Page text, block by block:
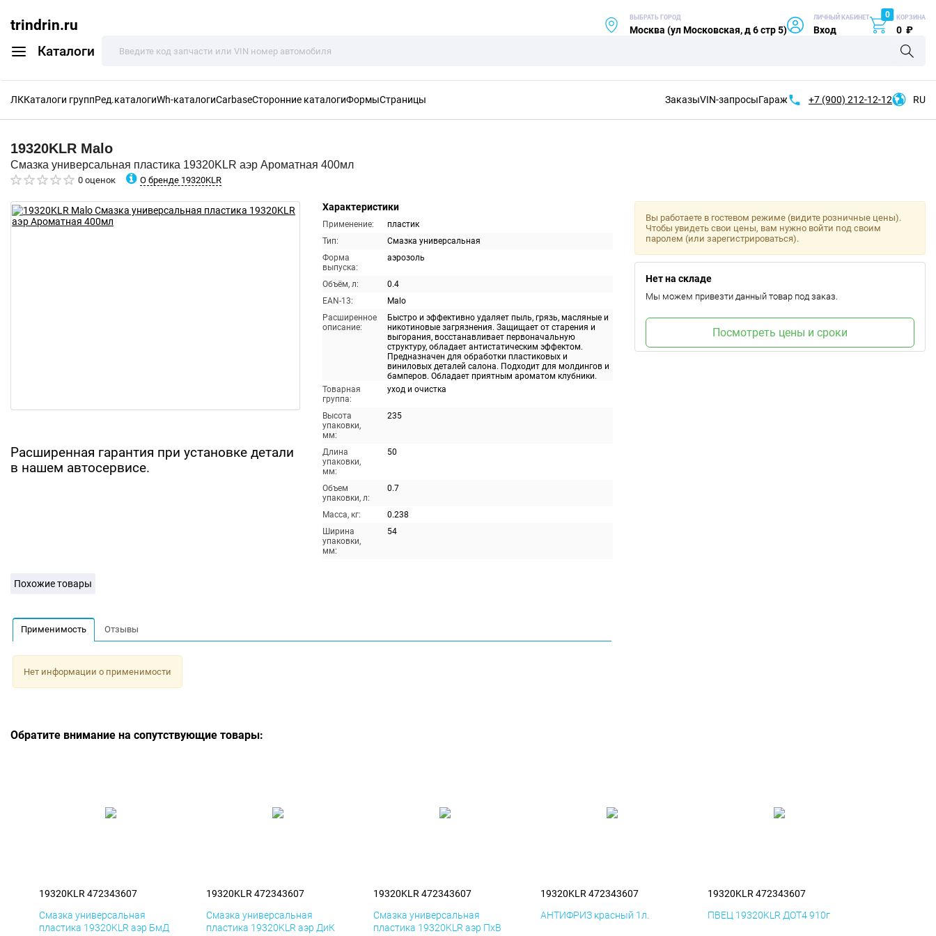
trindrin.ru
Каталоги
ВЫБРАТЬ ГОРОД
Москва (ул Московская, д 6 стр 5)
ЛИЧНЫЙ КАБИНЕТ
Вход
0 КОРЗИНА
0 ₽
ЛККаталоги группРед.каталогиWh-каталогиCarbaseСторонние каталогиФормыСтраницы ЗаказыVIN-запросыГараж +7 (900) 212-12-12 RU
19320KLR Malo
Смазка универсальная пластика 19320KLR аэр Ароматная 400мл
0 оценок О бренде 19320KLR
Расширенная гарантия при установке детали
в нашем автосервисе.
Характеристики
Применение:
пластик
Тип:
Смазка универсальная
Форма
выпуска:
аэрозоль
Объём, л:
0.4
EAN-13:
Malo
Расширенное
описание:
Быстро и эффективно удаляет пыль, грязь, масляные и
никотиновые загрязнения. Защищает от старения и
выгорания, восстанавливает первоначальную
структуру, обладает антистатическим эффектом.
Предназначен для обработки пластиковых и
виниловых деталей салона. Подходит для молдингов и
бамперов. Обладает приятным ароматом клубники.
Товарная
группа:
уход и очистка
Высота
упаковки,
мм:
235
Длина
упаковки,
мм:
50
Объем
упаковки, л:
0.7
Масса, кг:
0.238
Ширина
упаковки,
мм:
54
Вы работаете в гостевом режиме (видите розничные цены).
Чтобы увидеть свои цены, вам нужно войти под своим
паролем (или зарегистрироваться).
Нет на складе
Мы можем привезти данный товар под заказ.
Посмотреть цены и сроки
Похожие товары
Применимость Отзывы
Нет информации о применимости
Обратите внимание на сопутствующие товары:
19320KLR 472343607
Смазка универсальная
пластика 19320KLR аэр БмД
19320KLR 472343607
Смазка универсальная
пластика 19320KLR аэр ДиК
19320KLR 472343607
Смазка универсальная
пластика 19320KLR аэр ПхВ
19320KLR 472343607
АНТИФРИЗ красный 1л.
19320KLR 472343607
ПВЕЦ 19320KLR ДОТ4 910г